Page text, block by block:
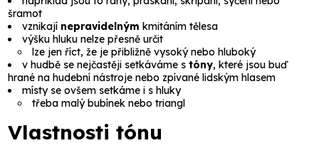
šramot
vznikají nepravidelným kmitáním tělesa
výšku hluku nelze přesně určit
lze jen říct, že je přibližně vysoký nebo hluboký
v hudbě se nejčastěji setkáváme stóny, které jsou buď
hrané na hudební nástroje nebo zpívané lidským hlasem
místy se ovšem setkáme i s hluky
třeba malý bubínek nebo triangl
Vlastnosti tónu